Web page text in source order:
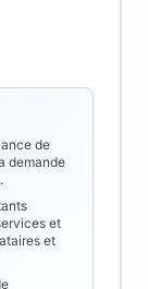
de
demande
et
et